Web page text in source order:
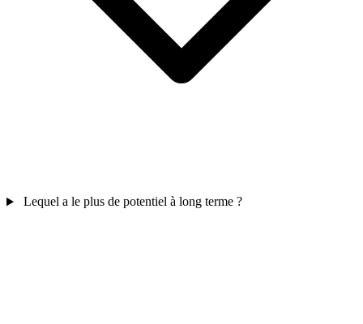
Lequel a le plus de potentiel à long terme ?